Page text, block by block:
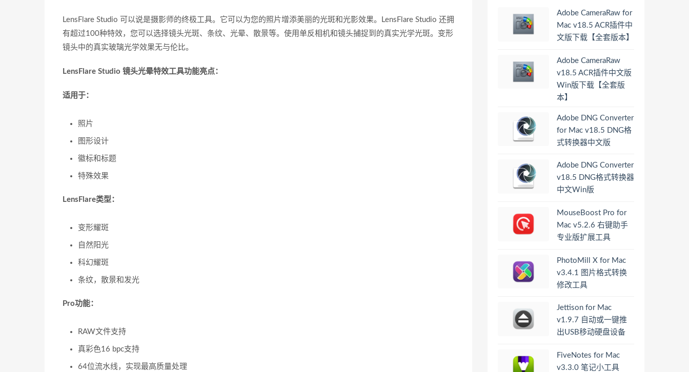
LensFlare Studio 可以说是摄影师的终极工具。它可以为您的照片增添美丽的光斑和光影效果。LensFlare Studio 还拥
有超过100种特效，您可以选择镜头光斑、条纹、光晕、散景等。使用单反相机和镜头捕捉到的真实光学光斑。变形
镜头中的真实玻璃光学效果无与伦比。
LensFlare Studio 镜头光晕特效工具功能亮点：
适用于：
照片
图形设计
徽标和标题
特殊效果
LensFlare类型：
变形耀斑
自然阳光
科幻耀斑
条纹，散景和发光
Pro功能：
RAW文件支持
真彩色16 bpc支持
64位流水线，实现最高质量处理
Adobe CameraRaw for
Mac v18.5 ACR插件中
文版下载【全套版本】
Adobe CameraRaw
v18.5 ACR插件中文版
Win版下载【全套版
本】
Adobe DNG Converter
for Mac v18.5 DNG格
式转换器中文版
Adobe DNG Converter
v18.5 DNG格式转换器
中文Win版
MouseBoost Pro for
Mac v5.2.6 右键助手
专业版扩展工具
PhotoMill X for Mac
v3.4.1 图片格式转换
修改工具
Jettison for Mac
v1.9.7 自动或一键推
出USB移动硬盘设备
FiveNotes for Mac
v3.3.0 笔记小工具